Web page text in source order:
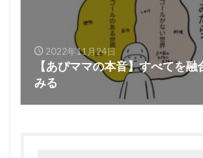
2022年11月24日
【あぴママの本音】すべてを融
みる